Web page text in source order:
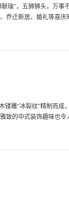
瑞”，五狮狮头，万事
乔迁新居、婚礼等喜庆
镂雕“冰裂纹”精制而成
致的中式装饰趣味也令